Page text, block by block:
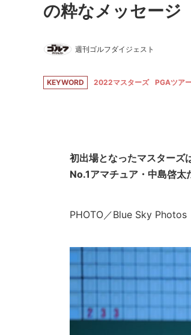
の粋なメッセージ
週刊ゴルフダイジェスト
KEYWORD 2022マスターズ PGAツア
初出場となったマスターズ
No.1アマチュア・中島啓太
PHOTO／Blue Sky Photos